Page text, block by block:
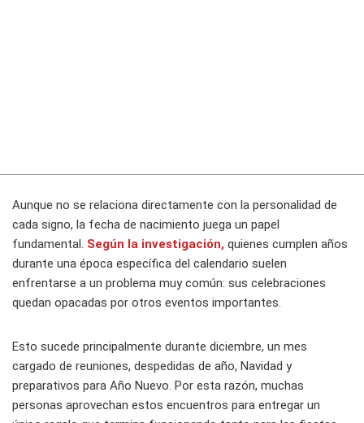
Aunque no se relaciona directamente con la personalidad de
cada signo, la fecha de nacimiento juega un papel
fundamental. Según la investigación, quienes cumplen años
durante una época específica del calendario suelen
enfrentarse a un problema muy común: sus celebraciones
quedan opacadas por otros eventos importantes.
Esto sucede principalmente durante diciembre, un mes
cargado de reuniones, despedidas de año, Navidad y
preparativos para Año Nuevo. Por esta razón, muchas
personas aprovechan estos encuentros para entregar un